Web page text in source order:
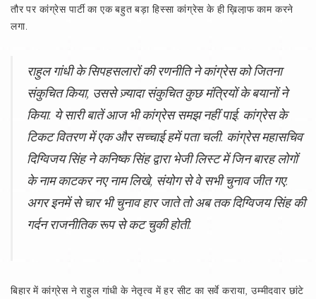
तौर पर कांग्रेस पार्टी का एक बहुत बड़ा हिस्सा कांग्रेस के ही ख़िला़फ काम करने
लगा.
राहुल गांधी के सिपहसलारों की रणनीति ने कांग्रेस को जितना
संकुचित किया, उससे ज़्यादा संकुचित कुछ मंत्रियों के बयानों ने
किया. ये सारी बातें आज भी कांग्रेस समझ नहीं पाई. कांग्रेस के
टिकट वितरण में एक और सच्चाई हमें पता चली. कांग्रेस महासचिव
दिग्विजय सिंह ने कनिष्क सिंह द्वारा भेजी लिस्ट में जिन बारह लोगों
के नाम काटकर नए नाम लिखे, संयोग से वे सभी चुनाव जीत गए.
अगर इनमें से चार भी चुनाव हार जाते तो अब तक दिग्विजय सिंह की
गर्दन राजनीतिक रूप से कट चुकी होती.
बिहार में कांग्रेस ने राहुल गांधी के नेतृत्व में हर सीट का सर्वे कराया, उम्मीदवार छांटे